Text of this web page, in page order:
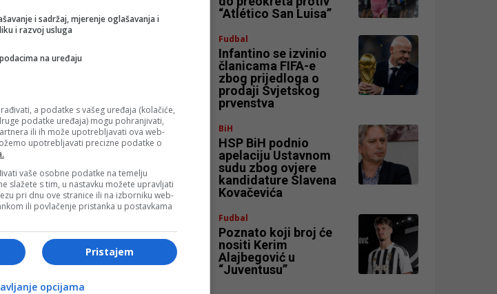
objasnio zašto je potpisao novi
presudila je jedna stvar
“Atlético San Luisa”
Fudbal
Infantino se izvinio
članicama FIFA-e
zbog prijedloga o
prodaji Svjetskog
prvenstva
BiH
HSP BiH podnio
apelaciju Ustavnom
sudu zbog ovjere
kandidature Slavena
Kovačevića
Fudbal
Poznato koji broj će
nositi Kerim
Alajbegović u
“Juventusu”
i sadržaj, mjerenje oglašavanja i
i razvoj usluga
na uređaju
a podatke s vašeg uređaja (kolačiće,
podatke uređaja) mogu pohranjivati,
ili ih može upotrebljavati ova web-
upotrebljavati precizne podatke o
vaše osobne podatke na temelju
slažete s tim, u nastavku možete upravljati
pri dnu ove stranice ili na izborniku web-
ili povlačenje pristanka u postavkama
Pristajem
opcijama